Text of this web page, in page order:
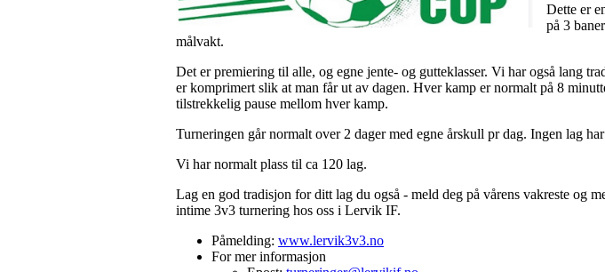
Dette er
på 3
målvakt.
Det er premiering til alle, og egne jente- og gutteklasser. Vi har også lang
er komprimert slik at man får ut av dagen. Hver kamp er normalt på 8
tilstrekkelig pause mellom hver kamp.
Turneringen går normalt over 2 dager med egne årskull pr dag. Ingen lag
Vi har normalt plass til ca 120 lag.
Lag en god tradisjon for ditt lag du også - meld deg på vårens vakreste og
intime 3v3 turnering hos oss i Lervik IF.
Påmelding: www.lervik3v3.no
For mer informasjon